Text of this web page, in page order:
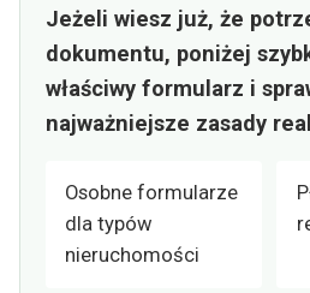
Jeżeli wiesz już, że
dokumentu, poniżej
właściwy formularz i
najważniejsze zasady
Osobne formularze
dla typów
nieruchomości